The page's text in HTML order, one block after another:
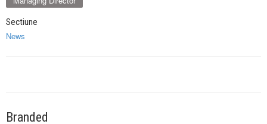
Sectiune
News
Branded